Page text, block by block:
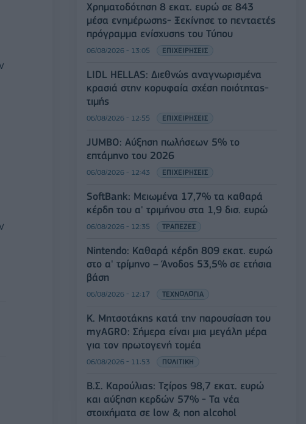
Χρηματοδότηση 8 εκατ. ευρώ σε 843
μέσα ενημέρωσης- Ξεκίνησε το πενταετές
πρόγραμμα ενίσχυσης του Τύπου
06/08/2026 - 13:05 ΕΠΙΧΕΙΡΗΣΕΙΣ
LIDL HELLAS: Διεθνώς αναγνωρισμένα
κρασιά στην κορυφαία σχέση ποιότητας-
τιμής
06/08/2026 - 12:55 ΕΠΙΧΕΙΡΗΣΕΙΣ
JUMBO: Αύξηση πωλήσεων 5% το
επτάμηνο του 2026
06/08/2026 - 12:43 ΕΠΙΧΕΙΡΗΣΕΙΣ
SoftBank: Μειωμένα 17,7% τα καθαρά
κέρδη του α' τριμήνου στα 1,9 δισ. ευρώ
06/08/2026 - 12:35 ΤΡΑΠΕΖΕΣ
Nintendo: Καθαρά κέρδη 809 εκατ. ευρώ
στο α' τρίμηνο – Άνοδος 53,5% σε ετήσια
βάση
06/08/2026 - 12:17 ΤΕΧΝΟΛΟΓΙΑ
Κ. Μητσοτάκης κατά την παρουσίαση του
myAGRO: Σήμερα είναι μια μεγάλη μέρα
για τον πρωτογενή τομέα
06/08/2026 - 11:53 ΠΟΛΙΤΙΚΗ
Β.Σ. Καρούλιας: Τζίρος 98,7 εκατ. ευρώ
και αύξηση κερδών 57% - Τα νέα
στοιχήματα σε low & non alcohol